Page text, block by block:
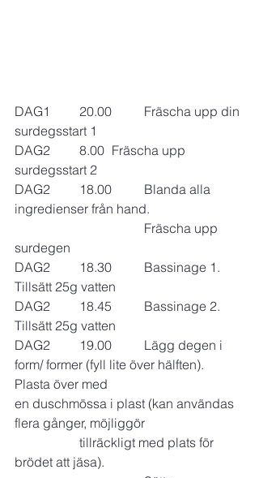
DAG1 	20.00	Fräscha upp din
surdegsstart 1
DAG2	8.00	Fräscha upp
surdegsstart 2
DAG2	18.00	Blanda alla
ingredienser från hand.
surdegen
DAG2	18.30	Bassinage 1.
Tillsätt 25g vatten
DAG2	18.45	Bassinage 2.
Tillsätt 25g vatten
DAG2	19.00	Lägg degen i
form/ former (fyll lite över hälften).
Plasta över med
en duschmössa i plast (kan användas
flera gånger, möjliggör
brödet att jäsa).